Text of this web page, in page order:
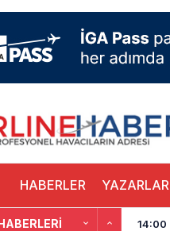
HABERLER YAZARLAR
14:00